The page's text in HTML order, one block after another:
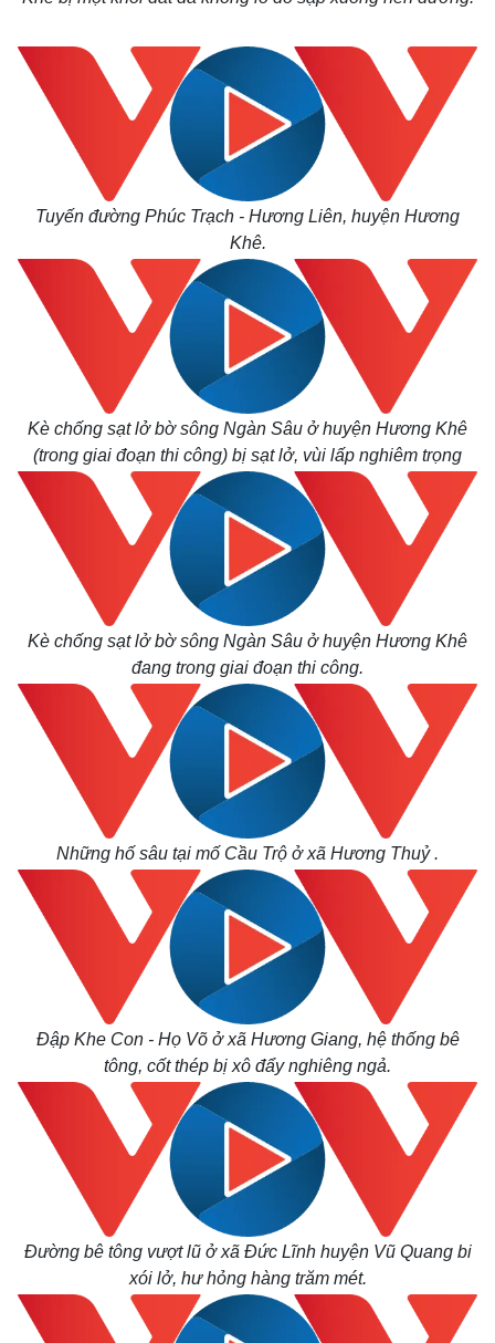
Thế giới
Quan sát
Cuộc sống đó đây
Hồ sơ
Multimedia
Ảnh
E-Magazine
Infographic
Tuyến đường Phúc Trạch - Hương Liên, huyện Hương
Khê.
Kè chống sạt lở bờ sông Ngàn Sâu ở huyện Hương Khê
(trong giai đoạn thi công) bị sạt lở, vùi lấp nghiêm trọng
Kè chống sạt lở bờ sông Ngàn Sâu ở huyện Hương Khê
đang trong giai đoạn thi công.
Những hố sâu tại mố Cầu Trộ ở xã Hương Thuỷ .
Đập Khe Con - Họ Võ ở xã Hương Giang, hệ thống bê
tông, cốt thép bị xô đẩy nghiêng ngả.
Đường bê tông vượt lũ ở xã Đức Lĩnh huyện Vũ Quang bi
xói lở, hư hỏng hàng trăm mét.